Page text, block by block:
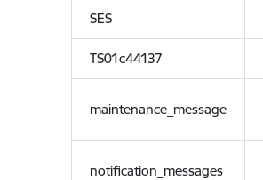
SES
TS01c44137
maintenance_message
notification_messages